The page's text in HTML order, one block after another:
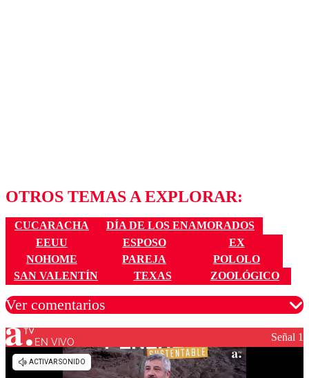
OTROS TEMAS A EXPLORAR:
CUCARACHA
DÍA DE LOS ENAMORADOS
EEUU
ESPOSO
EX
NOHOME
PAREJA
POLOLO
SAN VALENTÍN
TEXAS ZOOLÓGICO
Ver comentarios
Los comentarios son moderados para garantizar un
diálogo respetuoso.
EN VIVO Señal 1